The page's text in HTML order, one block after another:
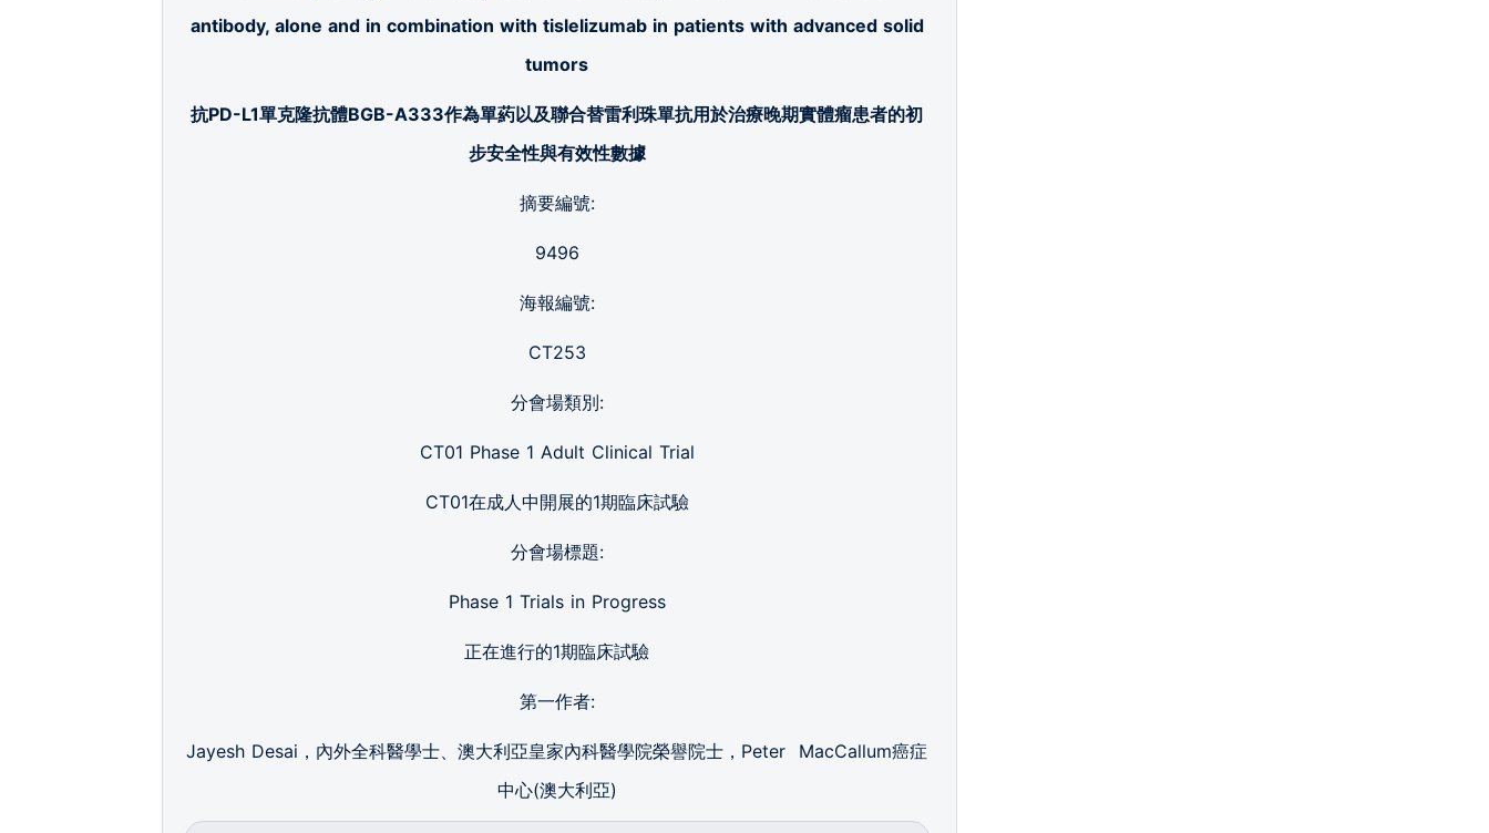
antibody, alone and in combination with tislelizumab in patients with advanced solid
tumors
抗PD-L1單克隆抗體BGB-A333作為單葯以及聯合替雷利珠單抗用於治療晚期實體瘤患者的初
步安全性與有效性數據
摘要編號:
9496
海報編號:
CT253
分會場類別:
CT01 Phase 1 Adult Clinical Trial
CT01在成人中開展的1期臨床試驗
分會場標題:
Phase 1 Trials in Progress
正在進行的1期臨床試驗
第一作者:
Jayesh Desai，內外全科醫學士、澳大利亞皇家內科醫學院榮譽院士，Peter MacCallum癌症
中心(澳大利亞)